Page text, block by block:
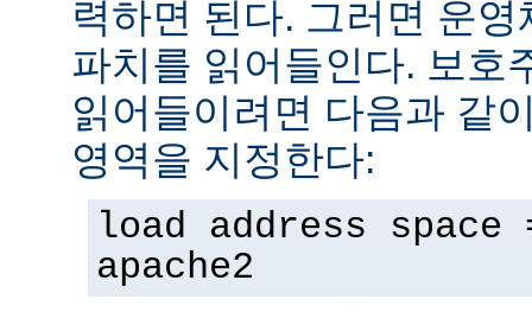
력하면 된다. 그러면 운
파치를 읽어들인다. 보호
읽어들이려면 다음과 같
영역을 지정한다:
load address space
apache2